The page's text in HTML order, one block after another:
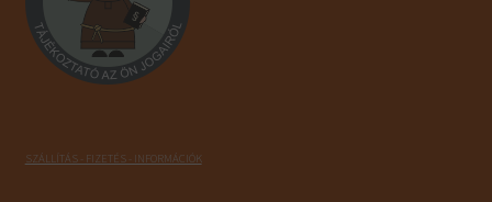
SZÁLLÍTÁS - FIZETÉS - INFORMÁCIÓK